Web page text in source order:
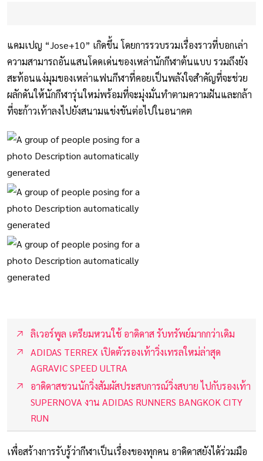
แคมเปญ “Jose+10” เกิดขึ้น โดยการรวบรวมเรื่องราวที่บอกเล่า
ความสามารถอันแสนโดดเด่นของเหล่านักกีฬาต้นแบบ รวมถึงยัง
สะท้อนแง่มุมของเหล่าแฟนกีฬาที่คอยเป็นพลังใจสำคัญที่จะช่วย
ผลักดันให้นักกีฬารุ่นใหม่พร้อมที่จะมุ่งมั่นทำตามความฝันและกล้า
ที่จะก้าวเท้าลงไปยังสนามแข่งขันต่อไปในอนาคต
ลิเวอร์พูล เตรียมหวนใช้ อาดิดาส รับทรัพย์มากกว่าเดิม
ADIDAS TERREX เปิดตัวรองเท้าวิ่งเทรลใหม่ล่าสุด
AGRAVIC SPEED ULTRA
อาดิดาสชวนนักวิ่งสัมผัสประสบการณ์วิ่งสบาย ไปกับรองเท้า
SUPERNOVA งาน ADIDAS RUNNERS BANGKOK CITY
RUN
เพื่อสร้างการรับรู้ว่ากีฬาเป็นเรื่องของทุกคน อาดิดาสยังได้ร่วมมือ